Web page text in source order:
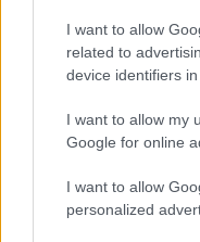
I want to allow
related to
device identifiers in
I want to allow my
Google for online
I want to allow
personalized
Népszerű